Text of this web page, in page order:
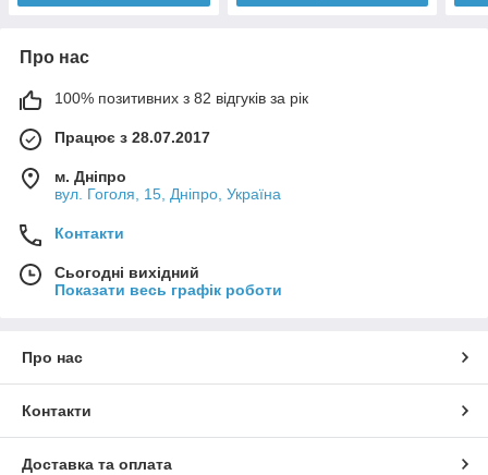
Про нас
100% позитивних з 82 відгуків за рік
Працює з 28.07.2017
м. Дніпро
вул. Гоголя, 15, Дніпро, Україна
Контакти
Сьогодні вихідний
Показати весь графік роботи
Про нас
Контакти
Доставка та оплата